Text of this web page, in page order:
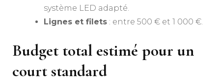
système LED adapté.
Lignes et filets : entre 500 € et 1 000 €.
Budget total estimé pour un
court standard